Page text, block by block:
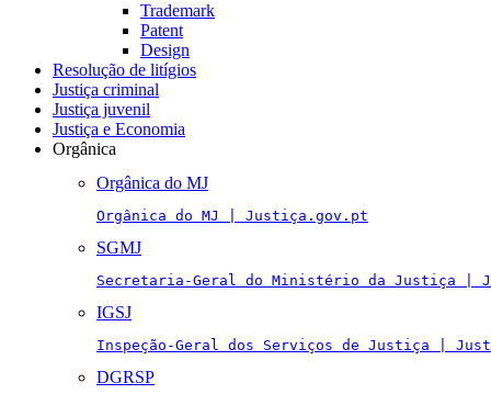
Trademark
Patent
Design
Resolução de litígios
Justiça criminal
Justiça juvenil
Justiça e Economia
Orgânica
Orgânica do MJ
Orgânica do MJ | Justiça.gov.pt
SGMJ
Secretaria-Geral do Ministério da Justiça |
IGSJ
Inspeção-Geral dos Serviços de Justiça |
DGRSP